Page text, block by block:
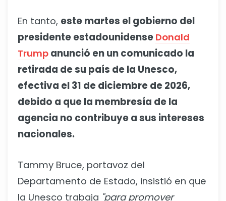
En tanto, este martes el gobierno del
presidente estadounidense Donald
Trump anunció en un comunicado la
retirada de su país de la Unesco,
efectiva el 31 de diciembre de 2026,
debido a que la membresía de la
agencia no contribuye a sus intereses
nacionales.
Tammy Bruce, portavoz del
Departamento de Estado, insistió en que
la Unesco trabaja "para promover